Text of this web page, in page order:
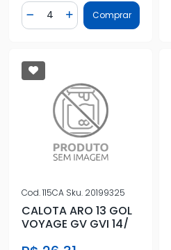
Diminuir Quantidade
Quantidade
Adicionar Quantidade
Comprar
Cod.115CA Sku. 20199325
CALOTA ARO 13 GOL
VOYAGE GV GVI 14/